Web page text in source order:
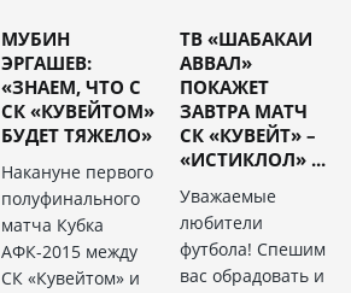
МУБИН
ЭРГАШЕВ:
«ЗНАЕМ, ЧТО С
СК «КУВЕЙТОМ»
БУДЕТ ТЯЖЕЛО»
Накануне первого
полуфинального
матча Кубка
АФК-2015 между
СК «Кувейтом» и
ТВ «ШАБАКАИ
АВВАЛ»
ПОКАЖЕТ
ЗАВТРА МАТЧ
СК «КУВЕЙТ» –
«ИСТИКЛОЛ» ...
Уважаемые
любители
футбола! Спешим
вас обрадовать и